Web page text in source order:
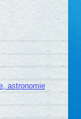
astronomie